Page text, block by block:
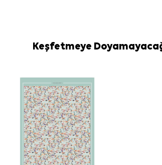
Keşfetmeye